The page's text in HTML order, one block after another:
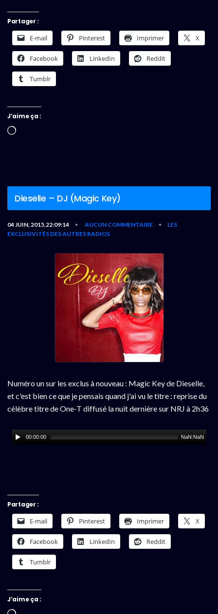
Partager :
E-mail Pinterest Imprimer X
Facebook LinkedIn Reddit
Tumblr
J’aime ça :
Chargement…
Dieselle – DJ (Magic Key)
04 JUIN, 2015,22:09:14 • AUCUN COMMENTAIRE •
LES
EXCLUSIVITÉS DES AUTRES RADIOS
Numéro un sur les exclus à nouveau : Magic Key de Dieselle,
et c'est bien ce que je pensais quand j'ai vu le titre : reprise du
célèbre titre de One-T diffusé la nuit dernière sur NRJ à 2h36
00:00:00 NaN:NaN
Partager :
E-mail Pinterest Imprimer X
Facebook LinkedIn Reddit
Tumblr
J’aime ça :